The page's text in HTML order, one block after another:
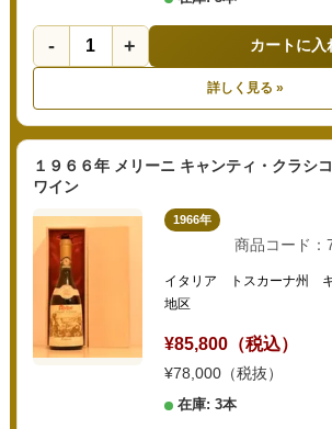
- + カートに入
詳しく見る »
１９６６年 メリーニ キャンティ・クラシ
ワイン
1966年
商品コード：
イタリア トスカーナ州 キ
地区
¥85,800（税込）
¥78,000（税抜）
在庫: 3本